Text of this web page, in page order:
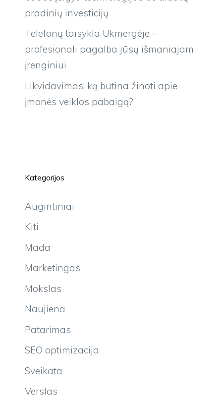
pradinių investicijų
Telefonų taisykla Ukmergėje –
profesionali pagalba jūsų išmaniajam
įrenginiui
Likvidavimas: ką būtina žinoti apie
įmonės veiklos pabaigą?
Kategorijos
Augintiniai
Kiti
Mada
Marketingas
Mokslas
Naujiena
Patarimas
SEO optimizacija
Sveikata
Verslas